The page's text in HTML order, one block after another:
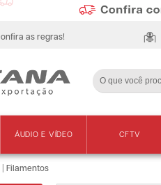
as regras!
ÁUDIO E VÍDEO CFTV
Filamentos